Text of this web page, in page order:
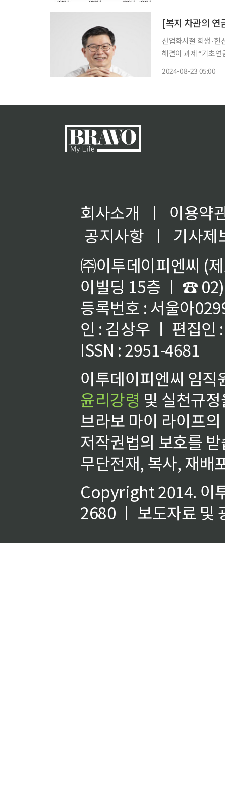
[복지 차관의 연
산업화시절 희생·
해결이 과제 “기초연금이 자식보다 나아요. 매달 25일만 되면 통장에 33만 원이 들어오니 70
2024-08-23 05:00
회사소개 ㅣ
이용약
공지사항
ㅣ
기사제
㈜이투데이피엔씨 (
이빌딩 15층 ㅣ ☎
등록번호 : 서울아
인 : 김상우 ㅣ 편집인
ISSN : 2951-4681
이투데이피엔씨 임
윤리강령 및 실천규
브라보 마이 라이프
저작권법의 보호를
무단전재, 복사, 재배
Copyright 2014. 이
2680 ㅣ 보도자료